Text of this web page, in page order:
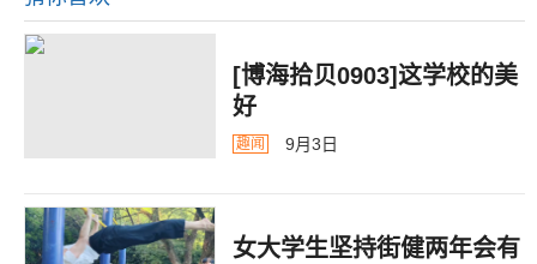
[博海拾贝0903]这学校的美
好
趣闻 9月3日
女大学生坚持街健两年会有